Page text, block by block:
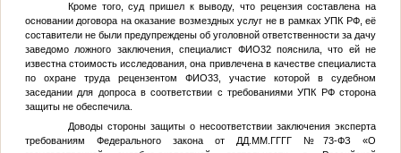
Кроме того, суд пришел к выводу, что рецензия составлена на
основании договора на оказание возмездных услуг не в рамках УПК РФ, её
составители не были предупреждены об уголовной ответственности за дачу
заведомо ложного заключения, специалист ФИО32пояснила, что ей не
известна стоимость исследования, она привлечена в качестве специалиста
по охране труда рецензентом ФИО33 , участие которой в судебном
заседании для допроса в соответствии с требованиями УПК РФ сторона
защиты не обеспечила.
Доводы стороны защиты о несоответствии заключения эксперта
требованиям Федерального закона от ДД.ММ.ГГГГ №73-ФЗ «О